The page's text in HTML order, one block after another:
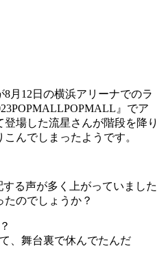
月12日の横浜アリーナでのラ
』でア
場した流星さんが階段を降り
んでしまったようです。
る声が多く上がっていました
のでしょうか？
、舞台裏で休んでたんだ